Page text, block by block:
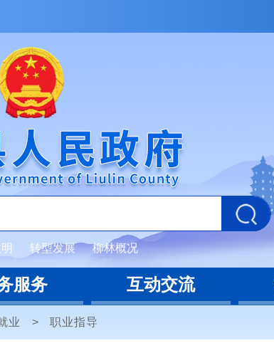
转型发展 柳林概况
服务 互动交流
业 > 职业指导